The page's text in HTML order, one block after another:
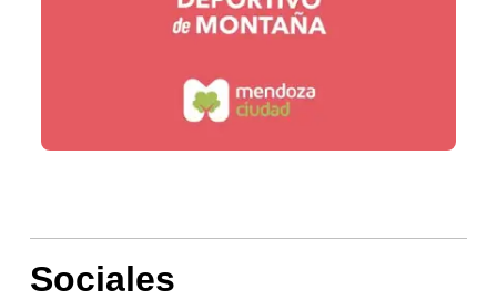
Sociales